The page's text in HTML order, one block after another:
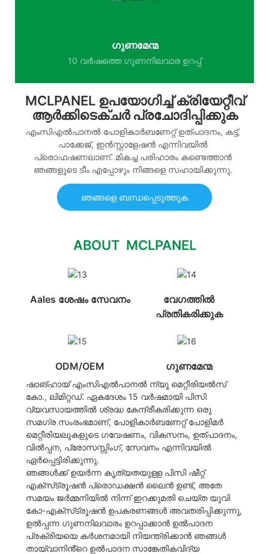
ഗുണമേന്മ
10 വർഷത്തെ ഗുണനിലവാര ഉറപ്പ്
MCLPANEL ഉപയോഗിച്ച് ക്രിയേറ്റീവ്
ആർക്കിടെക്ചർ പ്രചോദിപ്പിക്കുക
എംസിഎൽപാനൽ പോളികാർബണേറ്റ് ഉത്പാദനം, കട്ട്,
പാക്കേജ്, ഇൻസ്റ്റാളേഷൻ എന്നിവയിൽ
പ്രൊഫഷണലാണ്. മികച്ച പരിഹാരം കണ്ടെത്താൻ
ഞങ്ങളുടെ ടീം എപ്പോഴും നിങ്ങളെ സഹായിക്കുന്നു.
ഞങ്ങളെ ബന്ധപ്പെടുത്തുക
ABOUT MCLPANEL
Aales ശേഷം സേവനം
വേഗത്തിൽ
പ്രതികരിക്കുക
ODM/OEM ഗുണമേന്മ
ഷാങ്ഹായ് എംസിഎൽപാനൽ ന്യൂ മെറ്റീരിയൽസ്
കോ., ലിമിറ്റഡ്. ഏകദേശം 15 വർഷമായി പിസി
വ്യവസായത്തിൽ ശ്രദ്ധ കേന്ദ്രീകരിക്കുന്ന ഒരു
സമഗ്ര സംരംഭമാണ്, പോളികാർബണേറ്റ് പോളിമർ
മെറ്റീരിയലുകളുടെ ഗവേഷണം, വികസനം, ഉത്പാദനം,
വിൽപ്പന, പ്രോസസ്സിംഗ്, സേവനം എന്നിവയിൽ
ഏർപ്പെട്ടിരിക്കുന്നു.
ഞങ്ങൾക്ക് ഉയർന്ന കൃത്യതയുള്ള പിസി ഷീറ്റ്
എക്‌സ്‌ട്രൂഷൻ പ്രൊഡക്ഷൻ ലൈൻ ഉണ്ട്, അതേ
സമയം ജർമ്മനിയിൽ നിന്ന് ഇറക്കുമതി ചെയ്ത യുവി
കോ-എക്‌സ്‌ട്രൂഷൻ ഉപകരണങ്ങൾ അവതരിപ്പിക്കുന്നു,
ഉൽപ്പന്ന ഗുണനിലവാരം ഉറപ്പാക്കാൻ ഉൽപാദന
പ്രക്രിയയെ കർശനമായി നിയന്ത്രിക്കാൻ ഞങ്ങൾ
തായ്‌വാനിൻ്റെ ഉൽപാദന സാങ്കേതികവിദ്യ